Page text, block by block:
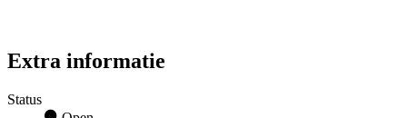
Extra informatie
Status